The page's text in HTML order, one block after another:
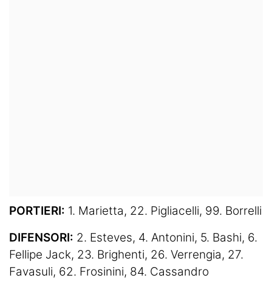
PORTIERI: 1. Marietta, 22. Pigliacelli, 99. Borrelli
DIFENSORI: 2. Esteves, 4. Antonini, 5. Bashi, 6.
Fellipe Jack, 23. Brighenti, 26. Verrengia, 27.
Favasuli, 62. Frosinini, 84. Cassandro